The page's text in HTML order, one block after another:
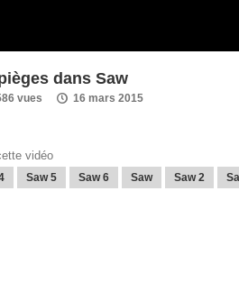
dans Saw
vues 16 mars 2015
vidéo
Saw 5 Saw 6 Saw Saw 2